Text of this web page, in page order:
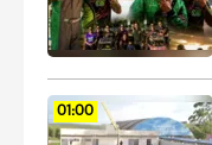
01:00